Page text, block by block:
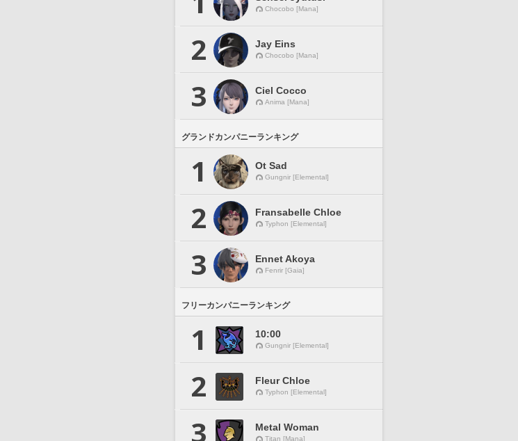
Chocobo [Mana]
2 Jay Eins
Chocobo [Mana]
3 Ciel Cocco
Anima [Mana]
グランドカンパニーランキング
1 Ot Sad
Gungnir [Elemental]
2 Fransabelle Chloe
Typhon [Elemental]
3 Ennet Akoya
Fenrir [Gaia]
フリーカンパニーランキング
1 10:00
Gungnir [Elemental]
2 Fleur Chloe
Typhon [Elemental]
3 Metal Woman
Titan [Mana]